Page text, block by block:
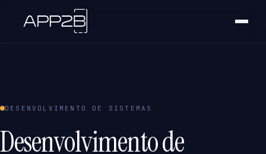
DESENVOLVIMENTO DE SISTEMAS
Desenvolvimento de